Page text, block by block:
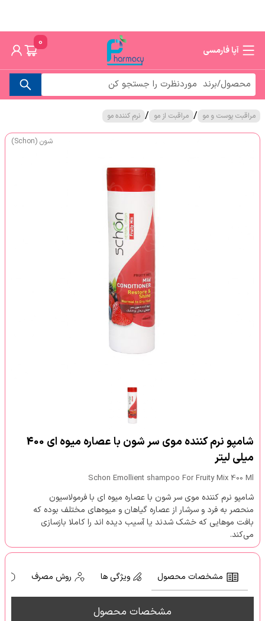
آپا فارمسی
0
مراقبت پوست و مو / مراقبت از مو / نرم کننده مو
شون (Schon)
شامپو نرم کننده موی سر شون با عصاره میوه ای 400
میلی لیتر
Schon Emollient shampoo For Fruity Mix 400 Ml
شامپو نرم کننده موی سر شون با عصاره میوه ای با فرمولاسیون
منحصر به فرد و سرشار از عصاره گیاهان و میوه‌های مختلف بوده که
بافت موهایی که خشک شدند یا آسیب دیده اند را کاملا بازسازی
می‌کند.
مشخصات محصول ویژگی ها روش مصرف
مشخصات محصول